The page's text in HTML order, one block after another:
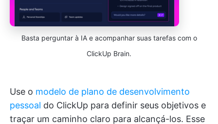
Basta perguntar à IA e acompanhar suas tarefas com o
ClickUp Brain.
Use o modelo de plano de desenvolvimento
pessoal do ClickUp para definir seus objetivos e
traçar um caminho claro para alcançá-los. Esse